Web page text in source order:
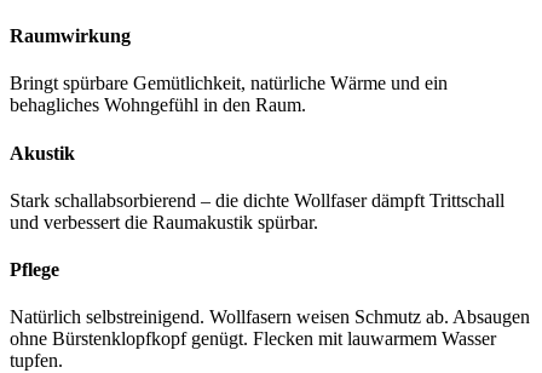
Raumwirkung
Bringt spürbare Gemütlichkeit, natürliche Wärme und ein
behagliches Wohngefühl in den Raum.
Akustik
Stark schallabsorbierend – die dichte Wollfaser dämpft Trittschall
und verbessert die Raumakustik spürbar.
Pflege
Natürlich selbstreinigend. Wollfasern weisen Schmutz ab. Absaugen
ohne Bürstenklopfkopf genügt. Flecken mit lauwarmem Wasser
tupfen.